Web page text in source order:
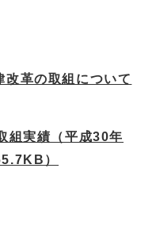
改革の取組について
組実績（平成30年
）